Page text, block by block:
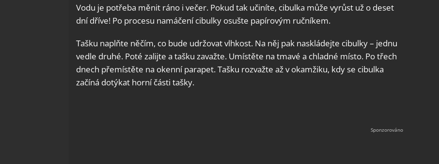
Vodu je potřeba měnit ráno i večer. Pokud tak učiníte, cibulka může vyrůst už o deset
dní dříve! Po procesu namáčení cibulky osušte papírovým ručníkem.
Tašku naplňte něčím, co bude udržovat vlhkost. Na něj pak naskládejte cibulky – jednu
vedle druhé. Poté zalijte a tašku zavažte. Umístěte na tmavé a chladné místo. Po třech
dnech přemístěte na okenní parapet. Tašku rozvažte až v okamžiku, kdy se cibulka
začíná dotýkat horní části tašky.